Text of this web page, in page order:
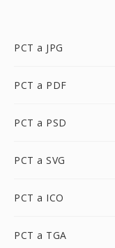
PCT a JPG
PCT a PDF
PCT a PSD
PCT a SVG
PCT a ICO
PCT a TGA